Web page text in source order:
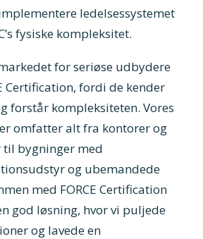
ledelsessystemet
fysiske kompleksitet.
for seriøse udbydere
Certification, fordi de kender
forstår kompleksiteten. Vores
omfatter alt fra kontorer og
bygninger med
og ubemandede
med FORCE Certification
god løsning, hvor vi puljede
og lavede en